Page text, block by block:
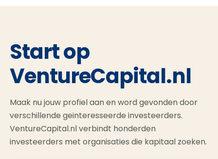
Start op
VentureCapital.nl
Maak nu jouw profiel aan en word gevonden door
verschillende geinteresseerde investeerders.
VentureCapital.nl verbindt honderden
investeerders met organisaties die kapitaal zoeken.